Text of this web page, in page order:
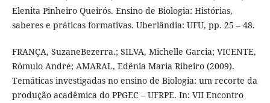
Elenita Pinheiro Queirós. Ensino de Biologia: Histórias,
saberes e práticas formativas. Uberlândia: UFU, pp. 25 – 48.
FRANÇA, SuzaneBezerra.; SILVA, Michelle Garcia; VICENTE,
Rômulo André; AMARAL, Edênia Maria Ribeiro (2009).
Temáticas investigadas no ensino de Biologia: um recorte da
produção acadêmica do PPGEC – UFRPE. In: VII Encontro